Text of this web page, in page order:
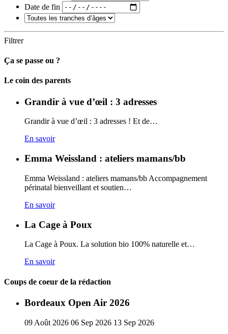
Date de fin
Filtrer
Ça se passe ou ?
Carto
Le coin des parents
Grandir à vue d’œil : 3 adresses
Grandir à vue d’œil : 3 adresses ! Et de…
En savoir
Emma Weissland : ateliers mamans/bb
Emma Weissland : ateliers mamans/bb Accompagnement
périnatal bienveillant et soutien…
En savoir
La Cage à Poux
La Cage à Poux. La solution bio 100% naturelle et…
En savoir
Coups de coeur de la rédaction
Bordeaux Open Air 2026
09 Août 2026 06 Sep 2026 13 Sep 2026